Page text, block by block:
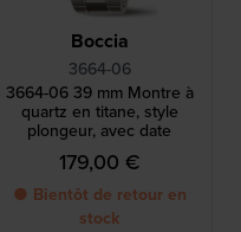
Boccia
3664-06
3664-06 39 mm Montre à
quartz en titane, style
plongeur, avec date
179,00 €
● Bientôt de retour en
stock